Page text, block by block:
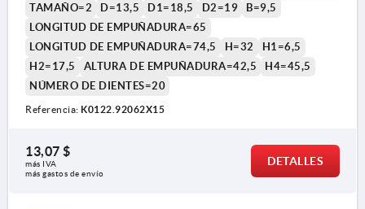
TAMAÑO=2
D=13,5 D1=18,5 D2=19
B=9,5
LONGITUD DE EMPUÑADURA=65
LONGITUD DE EMPUÑADURA=74,5
H=32
H1=6,5
H2=17,5
ALTURA DE EMPUÑADURA=42,5
H4=45,5
NÚMERO DE DIENTES=20
Referencia: K0122.92062X15
13,07 $
más IVA
más gastos de envío
DETALLES